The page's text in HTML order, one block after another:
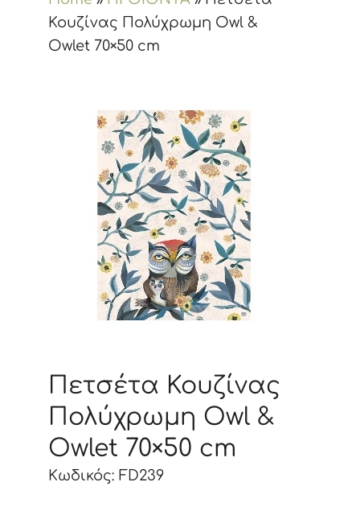
Κουζίνας Πολύχρωμη Owl &
Owlet 70×50 cm
Πετσέτα Κουζίνας
Πολύχρωμη Owl &
Owlet 70×50 cm
Κωδικός: FD239